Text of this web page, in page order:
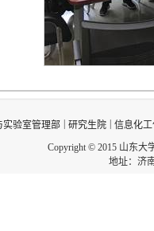
实验室管理部 研究生院
信息化
Copyright © 2015 山东大
地址：济